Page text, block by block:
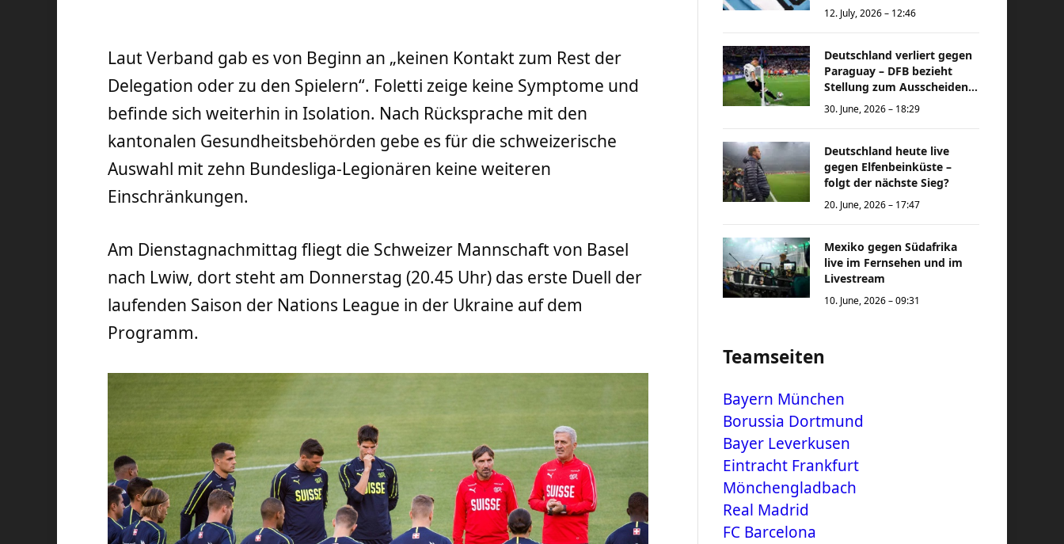
Laut Verband gab es von Beginn an „keinen Kontakt zum Rest der
Delegation oder zu den Spielern“. Foletti zeige keine Symptome und
befinde sich weiterhin in Isolation. Nach Rücksprache mit den
kantonalen Gesundheitsbehörden gebe es für die schweizerische
Auswahl mit zehn Bundesliga-Legionären keine weiteren
Einschränkungen.
Am Dienstagnachmittag fliegt die Schweizer Mannschaft von Basel
nach Lwiw, dort steht am Donnerstag (20.45 Uhr) das erste Duell der
laufenden Saison der Nations League in der Ukraine auf dem
Programm.
12. July, 2026 – 12:46
Deutschland verliert gegen
Paraguay – DFB bezieht
Stellung zum Ausscheiden
bei der Weltmeisterschaft
30. June, 2026 – 18:29
Deutschland heute live
gegen Elfenbeinküste –
folgt der nächste Sieg?
20. June, 2026 – 17:47
Mexiko gegen Südafrika
live im Fernsehen und im
Livestream
10. June, 2026 – 09:31
Teamseiten
Bayern München
Borussia Dortmund
Bayer Leverkusen
Eintracht Frankfurt
Mönchengladbach
Real Madrid
FC Barcelona